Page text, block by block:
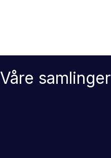
Våre samlinger